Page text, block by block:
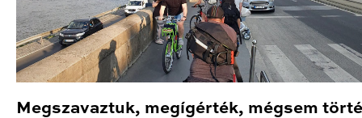
Megszavaztuk, megígérték, mégsem